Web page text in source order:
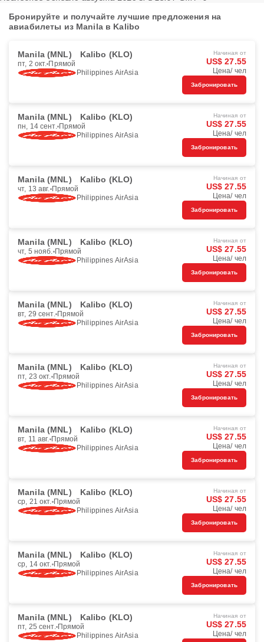
Бронируйте и получайте лучшие предложения на
авиабилеты из Manila в Kalibo
Manila (MNL) Kalibo (KLO)
пт, 2 окт. Прямой
Philippines AirAsia
Начиная от
US$ 27.55
Цена/ чел
Забронировать
Manila (MNL) Kalibo (KLO)
пн, 14 сент. Прямой
Philippines AirAsia
Начиная от
US$ 27.55
Цена/ чел
Забронировать
Manila (MNL) Kalibo (KLO)
чт, 13 авг. Прямой
Philippines AirAsia
Начиная от
US$ 27.55
Цена/ чел
Забронировать
Manila (MNL) Kalibo (KLO)
чт, 5 нояб. Прямой
Philippines AirAsia
Начиная от
US$ 27.55
Цена/ чел
Забронировать
Manila (MNL) Kalibo (KLO)
вт, 29 сент. Прямой
Philippines AirAsia
Начиная от
US$ 27.55
Цена/ чел
Забронировать
Manila (MNL) Kalibo (KLO)
пт, 23 окт. Прямой
Philippines AirAsia
Начиная от
US$ 27.55
Цена/ чел
Забронировать
Manila (MNL) Kalibo (KLO)
вт, 11 авг. Прямой
Philippines AirAsia
Начиная от
US$ 27.55
Цена/ чел
Забронировать
Manila (MNL) Kalibo (KLO)
ср, 21 окт. Прямой
Philippines AirAsia
Начиная от
US$ 27.55
Цена/ чел
Забронировать
Manila (MNL) Kalibo (KLO)
ср, 14 окт. Прямой
Philippines AirAsia
Начиная от
US$ 27.55
Цена/ чел
Забронировать
Manila (MNL) Kalibo (KLO)
пт, 25 сент. Прямой
Philippines AirAsia
Начиная от
US$ 27.55
Цена/ чел